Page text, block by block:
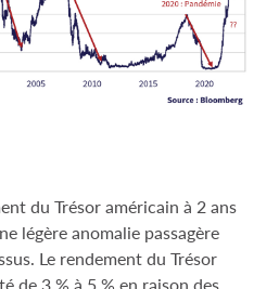
du Trésor américain à 2 ans
légère anomalie passagère
Le rendement du Trésor